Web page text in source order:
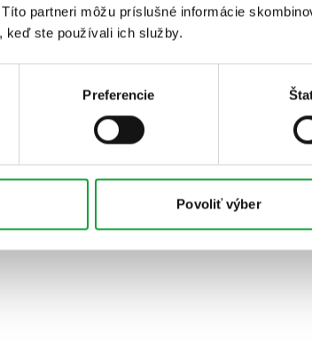
partneri môžu príslušné informácie
keď ste používali ich služby.
Preferencie
Povoliť výber